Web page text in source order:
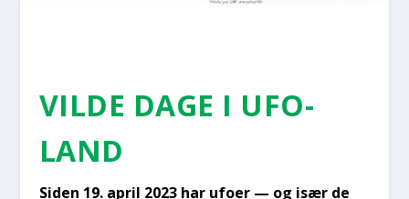
VIL­DE DAGE I UFO-
LAND
Siden 19. april 2023 har ufo­er — og især de